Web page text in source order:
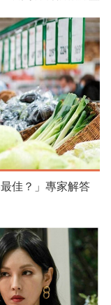
佳？」專家解答